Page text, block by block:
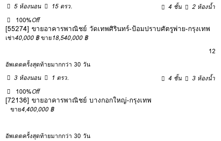
5 ห้องนอน
15 ตรว. 4 ชั้น
2 ห้องน้ำ
100%Off
[55274] ขายอาคารพาณิชย์ วัดเทพศิรินทร์-ป้อมปราบศัตรูพ่าย-กรุงเทพ
เช่า40,000 ฿ ขาย18,540,000 ฿
12
อัพเดตครั้งสุดท้ายมากกว่า 30 วัน
3 ห้องนอน
1 ตรว. 4 ชั้น
3 ห้องน้ำ
100%Off
[72136] ขายอาคารพาณิชย์ บางกอกใหญ่-กรุงเทพ
ขาย4,400,000 ฿
อัพเดตครั้งสุดท้ายมากกว่า 30 วัน